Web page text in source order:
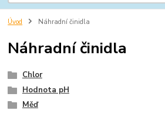
Úvod Náhradní činidla
Náhradní činidla
Chlor
Hodnota pH
Měď